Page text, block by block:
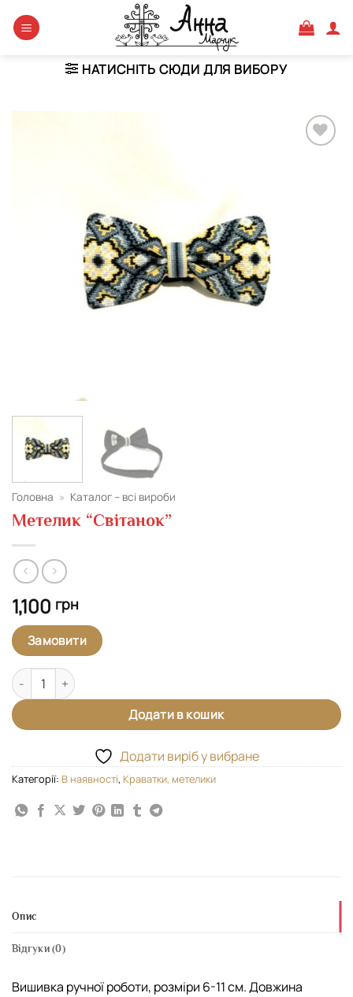
НАТИСНІТЬ СЮДИ ДЛЯ ВИБОРУ
Головна » Каталог – всі вироби
Метелик “Світанок”
1,100 грн
Замовити
Метелик "Світанок" кількість
Додати в кошик
Додати виріб у вибране
Категорії: В наявності, Краватки, метелики
Опис
Відгуки (0)
Вишивка ручної роботи, розміри 6-11 см. Довжина